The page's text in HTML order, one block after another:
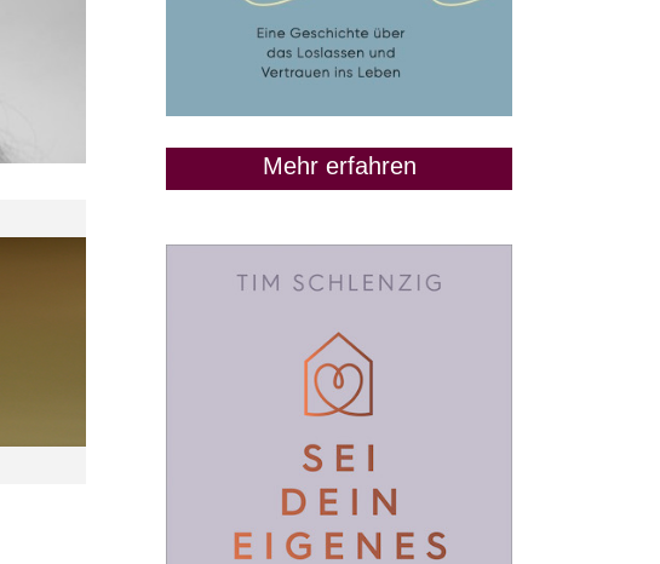
Mehr erfahren